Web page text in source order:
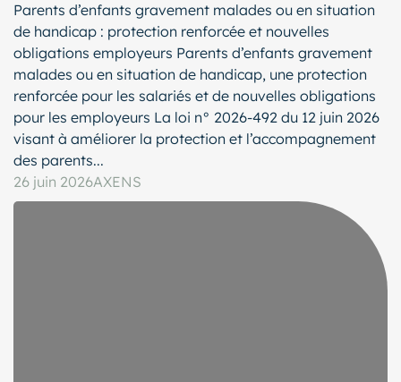
Parents d’enfants gravement malades ou en situation
de handicap : protection renforcée et nouvelles
obligations employeurs Parents d’enfants gravement
malades ou en situation de handicap, une protection
renforcée pour les salariés et de nouvelles obligations
pour les employeurs La loi n° 2026-492 du 12 juin 2026
visant à améliorer la protection et l’accompagnement
des parents...
26 juin 2026AXENS